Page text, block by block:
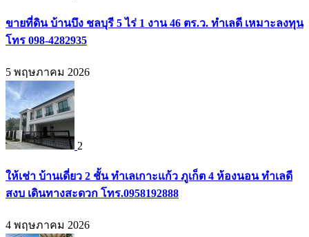
ขายที่ดิน บ้านบึง ชลบุรี 5 ไร่ 1 งาน 46 ตร.ว. ทำเลดี เหมาะลงทุน
โทร 098-4282935
5 พฤษภาคม 2026
2
ให้เช่า บ้านเดี่ยว 2 ชั้น ทำเลเกาะแก้ว ภูเก็ต 4 ห้องนอน ทำเลดี
สงบ เดินทางสะดวก โทร.0958192888
4 พฤษภาคม 2026